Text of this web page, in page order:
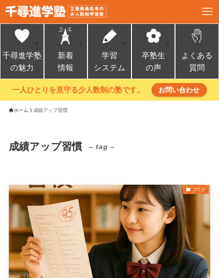
千尋進学塾
の魅力
新着
情報
学習
システム
卒塾生
の声
よくある
質問
一人ひとりを見守る少人数制の塾です。 お問い合わせ
ホーム 成績アップ習慣
成績アップ習慣 – tag –
ブログ